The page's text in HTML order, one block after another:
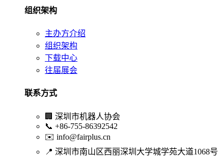
组织架构
主办方介绍
组织架构
下载中心
往届展会
联系方式
🏢 深圳市机器人协会
📞 +86-755-86392542
✉️ info@fairplus.cn
📍 深圳市南山区西丽深圳大学城学苑大道1068号